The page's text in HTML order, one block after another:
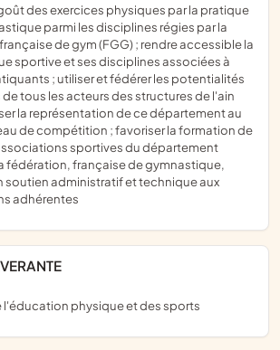
parmi les disciplines régies par la
de gym (FGG) ; rendre accessible la
sportive et ses disciplines associées à
; utiliser et fédérer les potentialités
tous les acteurs des structures de l'ain
la représentation de ce département au
de compétition ; favoriser la formation de
sportives du département
fédération, française de gymnastique,
soutien administratif et technique aux
adhérentes
l'éducation physique et des sports